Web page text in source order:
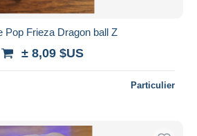
Pop Frieza Dragon ball Z
± 8,09 $US
Particulier